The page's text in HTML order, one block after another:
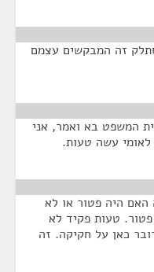
זה המבקשים עצמם
המשפט בא ואמר, אני
עשה טעות.
האם היה פטור או לא
טעות פקיד לא
כאן על חקיקה. זה